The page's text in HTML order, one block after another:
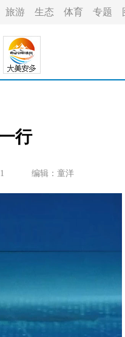
旅游 生态 体育 专题
行
编辑：童洋